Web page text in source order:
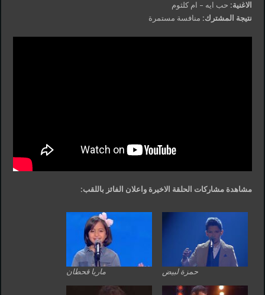
الاغنية: حب ايه – ام كلثوم
نتيجة المشترك: منافسة مستمرة
مشاهدة مشاركات الحلقة الاخيرة واعلان الفائز باللقب:
حمزة لبيض ماريا قحطان